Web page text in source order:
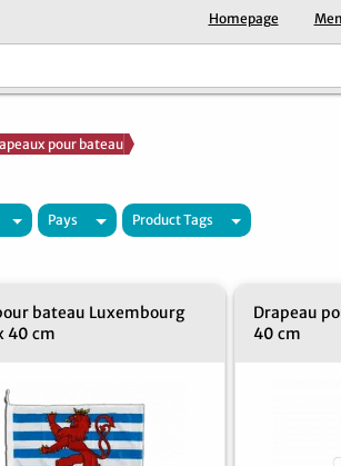
Homepage
pour bateau
Pays Product Tags
bateau Luxembourg
40 cm
Drapeau
40 cm